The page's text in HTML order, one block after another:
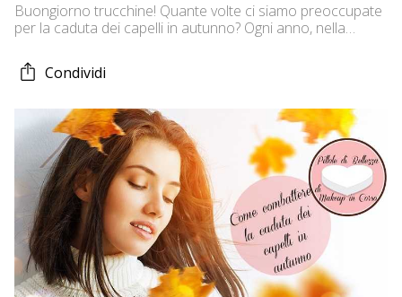
Buongiorno trucchine! Quante volte ci siamo preoccupate
per la caduta dei capelli in autunno? Ogni anno, nella
castagne” durante il quale si verifica una massiccia caduta
dei capelli, ma si tratta di un fenomeno del tutto naturale,
[…]
Condividi